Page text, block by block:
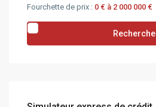
Fourchette de prix : 0 € à 2 000 000 €
Recherche